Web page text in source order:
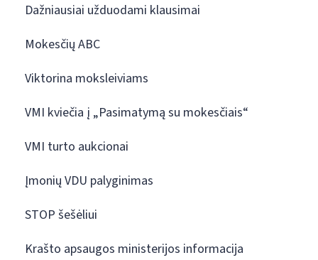
Dažniausiai užduodami klausimai
Mokesčių ABC
Viktorina moksleiviams
VMI kviečia į „Pasimatymą su mokesčiais“
VMI turto aukcionai
Įmonių VDU palyginimas
STOP šešėliui
Krašto apsaugos ministerijos informacija